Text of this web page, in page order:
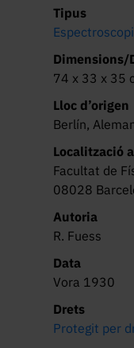
Tipus
Espectroscopi
Dimensions/
74 x 33 x 35
Lloc d’origen
Berlín,
Localització
Facultat de
08028
Autoria
R. Fuess
Data
Vora 1930
Drets
Protegit per